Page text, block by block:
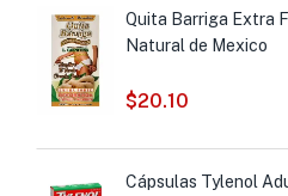
Quita Barriga Extra
Natural de Mexico
$20.10
Cápsulas Tylenol